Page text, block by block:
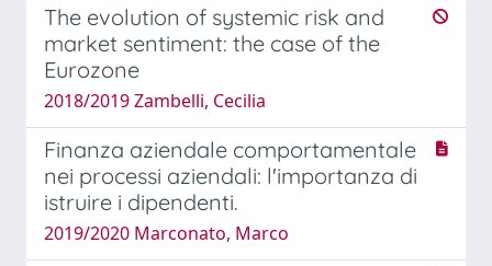
The evolution of systemic risk and
market sentiment: the case of the
Eurozone
2018/2019 Zambelli, Cecilia
Finanza aziendale comportamentale
nei processi aziendali: l'importanza di
istruire i dipendenti.
2019/2020 Marconato, Marco